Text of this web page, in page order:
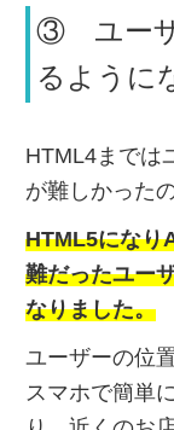
③ ユーザ
るように
HTML4までは
が難しかった
HTML5になり
難だったユー
なりました。
ユーザーの位
スマホで簡単